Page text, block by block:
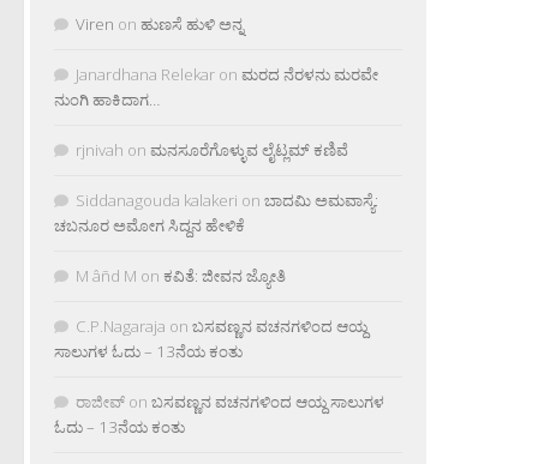
Viren on ಹುಣಸೆ ಹುಳಿ ಅನ್ನ
Janardhana Relekar on ಮರದ ನೆರಳನು ಮರವೇ
ನುಂಗಿ ಹಾಕಿದಾಗ…
rjnivah on ಮನಸೂರೆಗೊಳ್ಳುವ ಲೈಟ್ಲಮ್ ಕಣಿವೆ
Siddanagouda kalakeri on ಬಾದಮಿ ಅಮವಾಸ್ಯೆ:
ಚಬನೂರ ಅಮೋಗ ಸಿದ್ದನ ಹೇಳಿಕೆ
M âñd M on ಕವಿತೆ: ಜೀವನ ಜ್ಯೋತಿ
C.P.Nagaraja on ಬಸವಣ್ಣನ ವಚನಗಳಿಂದ ಆಯ್ದ
ಸಾಲುಗಳ ಓದು – 13ನೆಯ ಕಂತು
ರಾಜೀವ್ on ಬಸವಣ್ಣನ ವಚನಗಳಿಂದ ಆಯ್ದ ಸಾಲುಗಳ
ಓದು – 13ನೆಯ ಕಂತು